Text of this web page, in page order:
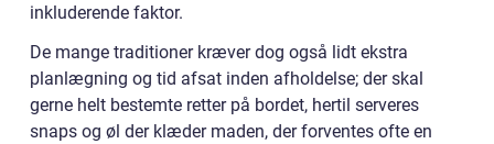
inkluderende faktor.
De mange traditioner kræver dog også lidt ekstra
planlægning og tid afsat inden afholdelse; der skal
gerne helt bestemte retter på bordet, hertil serveres
snaps og øl der klæder maden, der forventes ofte en